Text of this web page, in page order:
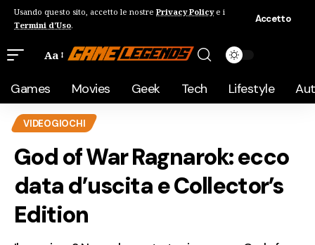
Usando questo sito, accetto le nostre Privacy Policye i
Termini d'Uso.
Accetto
Aa
Games Movies Geek Tech Lifestyle
VIDEOGIOCHI
God of War Ragnarok: ecco
data d’uscita e Collector’s
Edition